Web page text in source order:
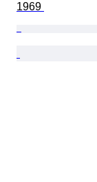
1969